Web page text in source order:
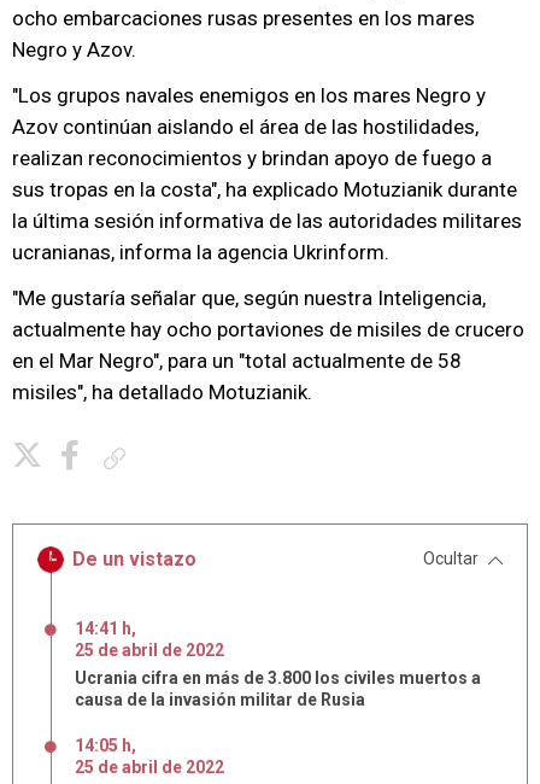
ocho embarcaciones rusas presentes en los mares
Negro y Azov.
"Los grupos navales enemigos en los mares Negro y
Azov continúan aislando el área de las hostilidades,
realizan reconocimientos y brindan apoyo de fuego a
sus tropas en la costa", ha explicado Motuzianik durante
la última sesión informativa de las autoridades militares
ucranianas, informa la agencia Ukrinform.
"Me gustaría señalar que, según nuestra Inteligencia,
actualmente hay ocho portaviones de misiles de crucero
en el Mar Negro", para un "total actualmente de 58
misiles", ha detallado Motuzianik.
De un vistazo Ocultar
14:41 h,
25 deabril de 2022
Ucrania cifra en más de 3.800 los civiles muertos a
causa de la invasión militar de Rusia
14:05 h,
25 deabril de 2022